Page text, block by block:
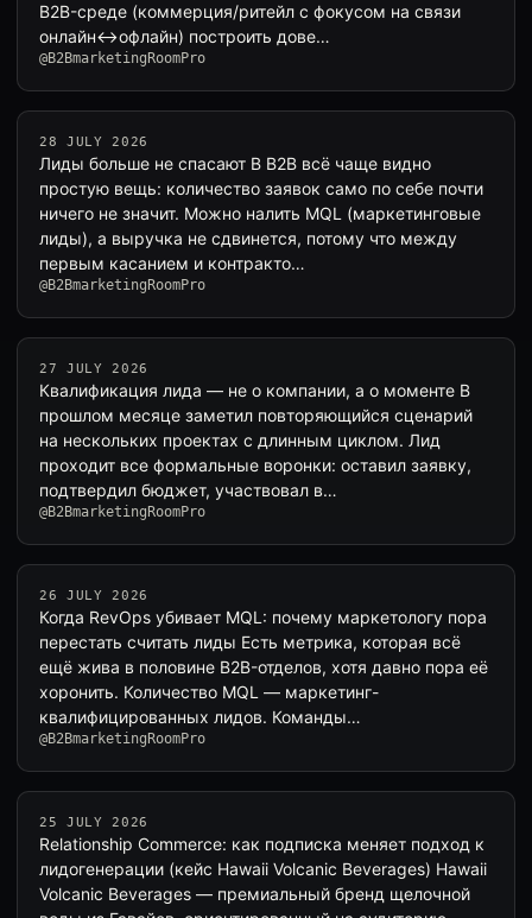
B2B-среде (коммерция/ритейл с фокусом на связи
онлайн↔офлайн) построить дове…
@B2BmarketingRoomPro
28 JULY 2026
Лиды больше не спасают В B2B всё чаще видно
простую вещь: количество заявок само по себе почти
ничего не значит. Можно налить MQL (маркетинговые
лиды), а выручка не сдвинется, потому что между
первым касанием и контракто…
@B2BmarketingRoomPro
27 JULY 2026
Квалификация лида — не о компании, а о моменте В
прошлом месяце заметил повторяющийся сценарий
на нескольких проектах с длинным циклом. Лид
проходит все формальные воронки: оставил заявку,
подтвердил бюджет, участвовал в…
@B2BmarketingRoomPro
26 JULY 2026
Когда RevOps убивает MQL: почему маркетологу пора
перестать считать лиды Есть метрика, которая всё
ещё жива в половине B2B-отделов, хотя давно пора её
хоронить. Количество MQL — маркетинг-
квалифицированных лидов. Команды…
@B2BmarketingRoomPro
25 JULY 2026
Relationship Commerce: как подписка меняет подход к
лидогенерации (кейс Hawaii Volcanic Beverages) Hawaii
Volcanic Beverages — премиальный бренд щелочной